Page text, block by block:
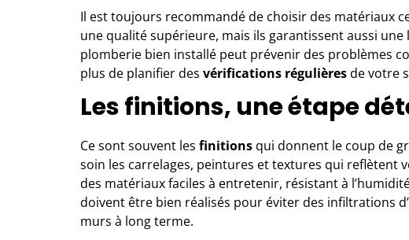
Il est toujours recommandé de choisir des matériaux
une qualité supérieure, mais ils garantissent aussi
plomberie bien installé peut prévenir des problèmes
plus de planifier des vérifications régulièresde votre
Les finitions, une étape
Ce sont souvent les finitions qui donnent le coup de
soin les carrelages, peintures et textures qui reflètent
des matériaux faciles à entretenir, résistant à
doivent être bien réalisés pour éviter des infiltrations
murs à long terme.